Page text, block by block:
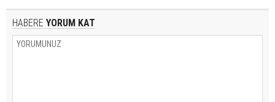
HABERE YORUM KAT